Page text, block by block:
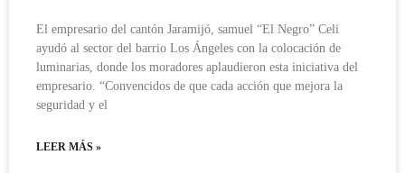
El empresario del cantón Jaramijó, samuel “El Negro” Celi
ayudó al sector del barrio Los Ángeles con la colocación de
luminarias, donde los moradores aplaudieron esta iniciativa del
empresario. “Convencidos de que cada acción que mejora la
seguridad y el
LEER MÁS »